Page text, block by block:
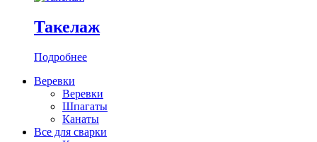
Такелаж
Подробнее
Веревки
Веревки
Шпагаты
Канаты
Все для сварки